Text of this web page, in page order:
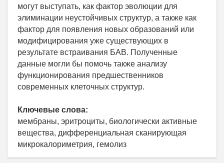
могут выступать, как фактор эволюции для
элиминации неустойчивых структур, а также как
фактор для появления новых образований или
модифицирования уже существующих в
результате встраивания БАВ. Полученные
данные могли бы помочь также анализу
функционирования предшественников
современных клеточных структур.
Ключевые слова:
мембраны, эритроциты, биологически активные
вещества, дифференциальная сканирующая
микрокалориметрия, гемолиз